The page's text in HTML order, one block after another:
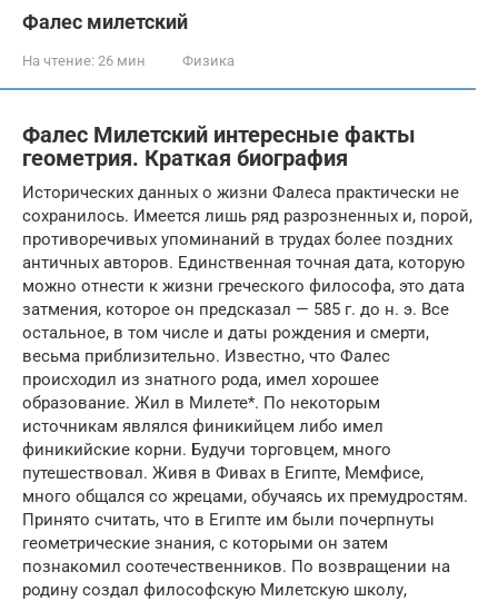
Фалес милетский
На чтение: 26 мин Физика
Фалес Милетский интересные факты
геометрия. Краткая биография
Исторических данных о жизни Фалеса практически не
сохранилось. Имеется лишь ряд разрозненных и, порой,
противоречивых упоминаний в трудах более поздних
античных авторов. Единственная точная дата, которую
можно отнести к жизни греческого философа, это дата
затмения, которое он предсказал — 585 г. до н. э. Все
остальное, в том числе и даты рождения и смерти,
весьма приблизительно. Известно, что Фалес
происходил из знатного рода, имел хорошее
образование. Жил в Милете*. По некоторым
источникам являлся финикийцем либо имел
финикийские корни. Будучи торговцем, много
путешествовал. Живя в Фивах в Египте, Мемфисе,
много общался со жрецами, обучаясь их премудростям.
Принято считать, что в Египте им были почерпнуты
геометрические знания, с которыми он затем
познакомил соотечественников. По возвращении на
родину создал философскую Милетскую школу,